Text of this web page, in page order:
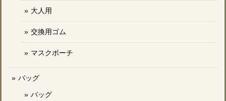
大人用
交換用ゴム
マスクポーチ
バッグ
バッグ